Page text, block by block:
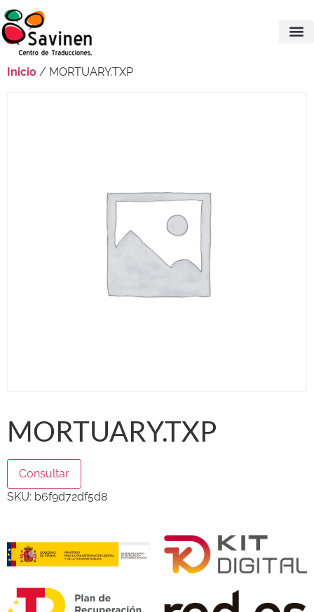
Inicio / MORTUARY.TXP
MORTUARY.TXP
Consultar
SKU: b6f9d72df5d8